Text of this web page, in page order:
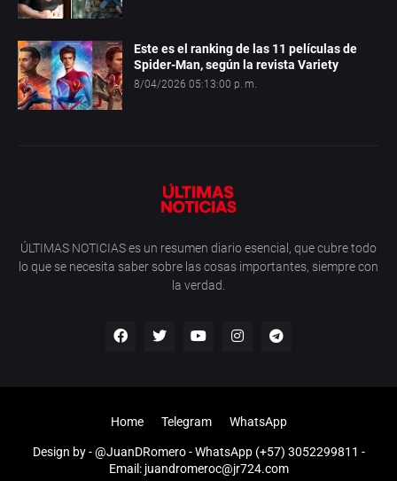
Este es el ranking de las 11 películas de
Spider-Man, según la revista Variety
8/04/2026 05:13:00 p. m.
ÚLTIMAS NOTICIAS es un resumen diario esencial, que cubre todo
lo que se necesita saber sobre las cosas importantes, siempre con
la verdad.
Design by -@JuanDRomero- WhatsApp (+57) 3052299811 -
Email: juandromeroc@jr724.com
Home Telegram WhatsApp